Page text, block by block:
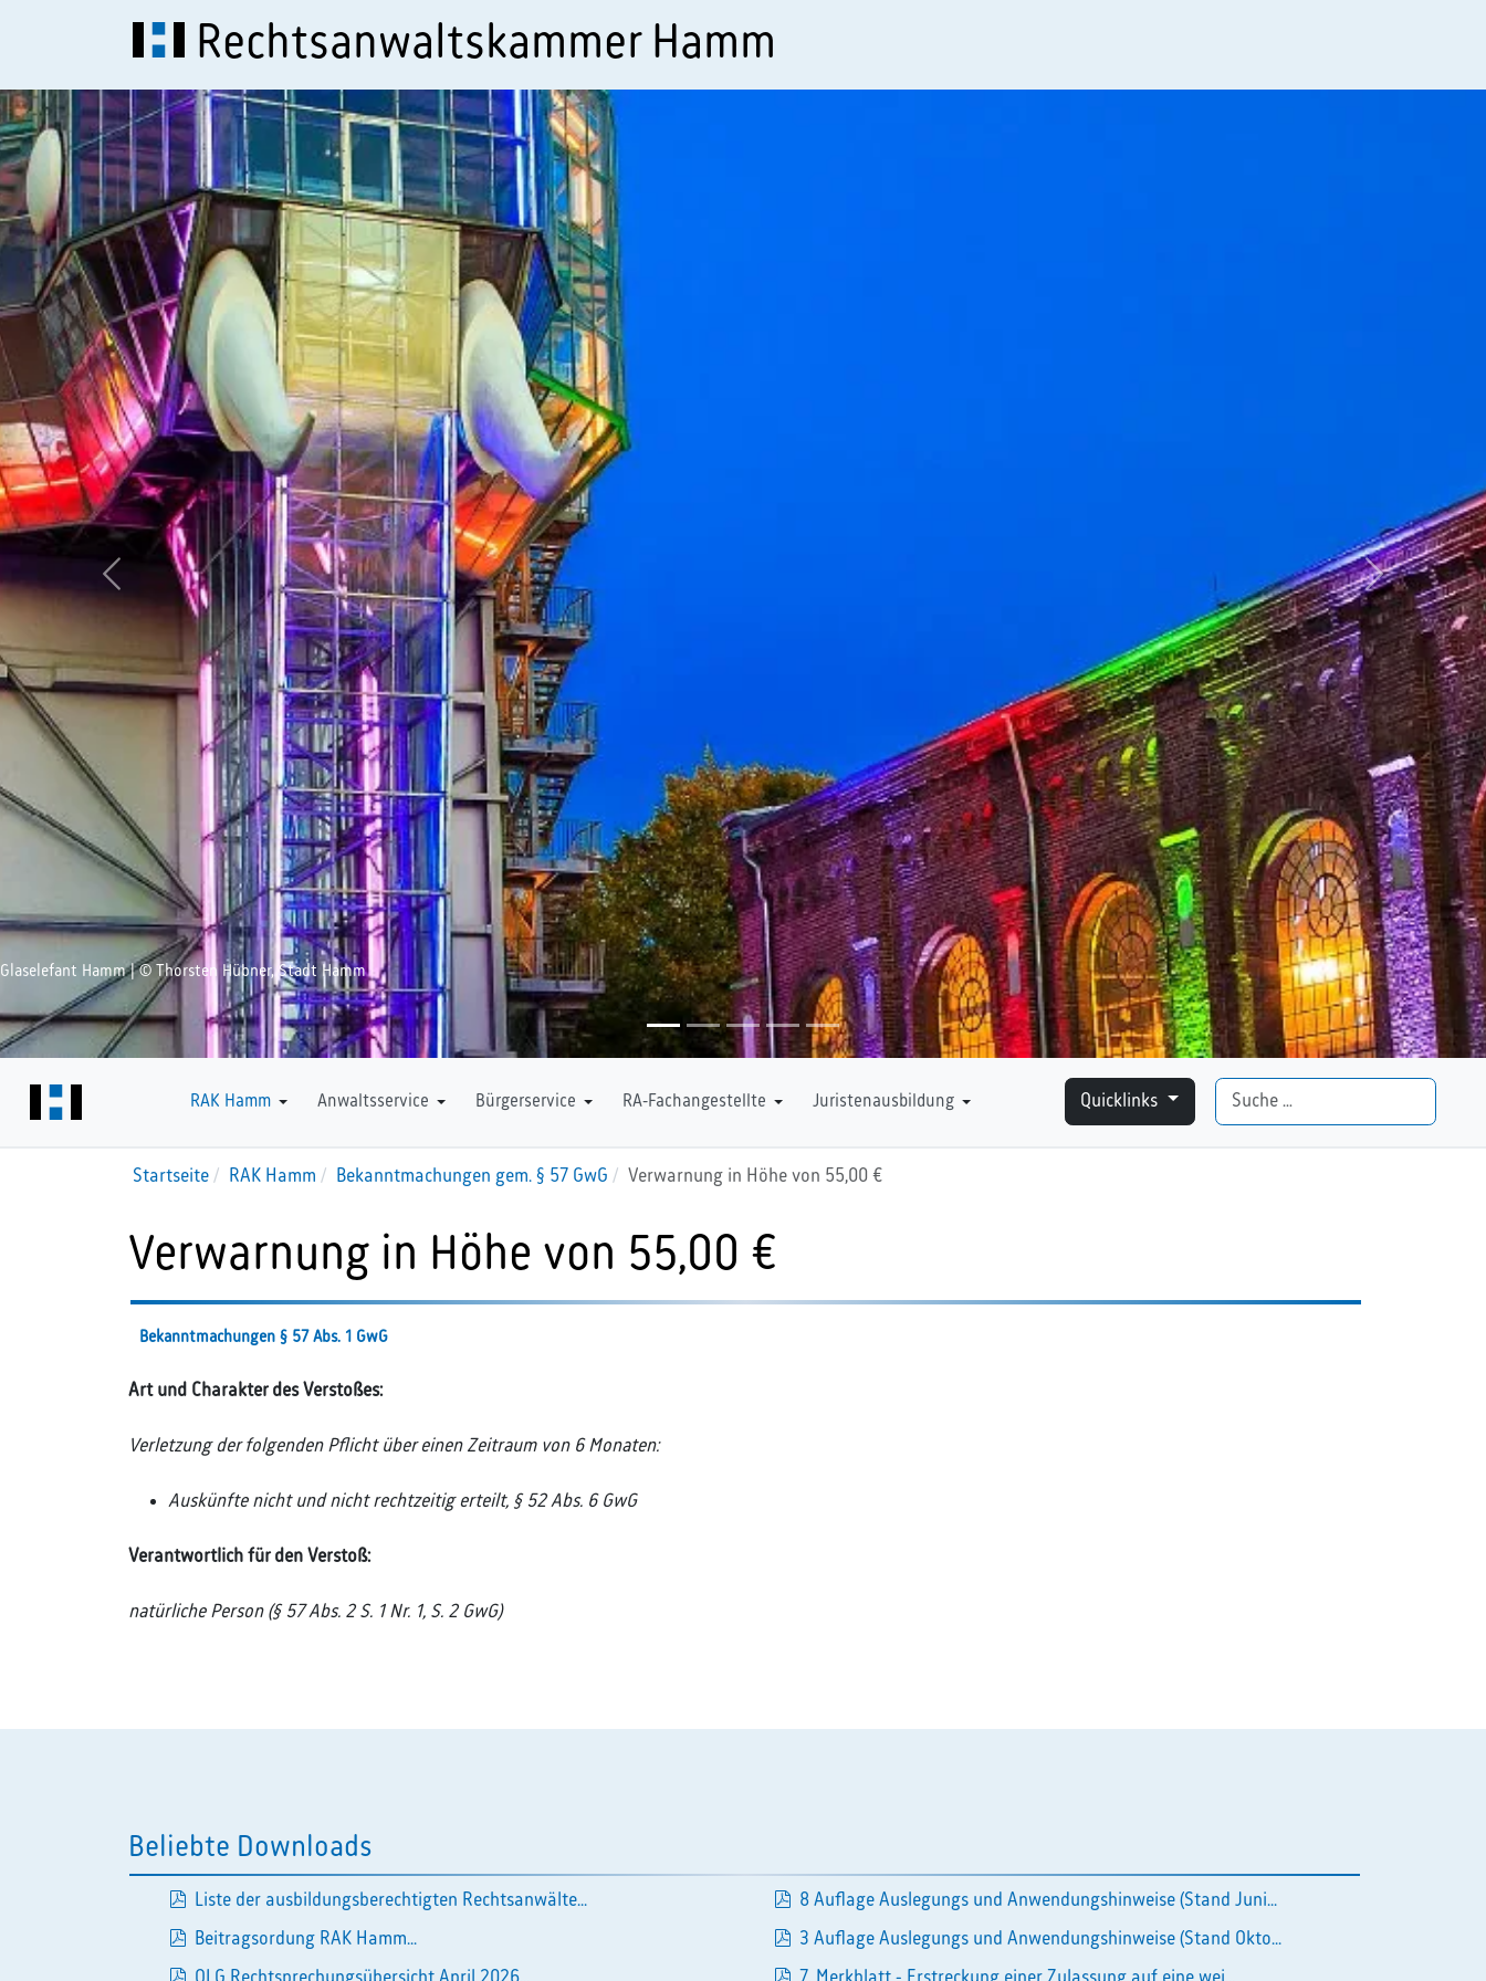
Rechtsanwaltskammer Hamm
Glaselefant Hamm | © Thorsten Hübner, Stadt Hamm
Zurück weiter
RAK Hamm Anwaltsservice Bürgerservice RA-Fachangestellte Juristenausbildung
Downloads Quicklinks Suchen
Startseite RAK Hamm Bekanntmachungen gem. § 57 GwG Verwarnung in Höhe von 55,00 €
Verwarnung in Höhe von 55,00 €
Bekanntmachungen § 57 Abs. 1 GwG
Art und Charakter des Verstoßes:
Verletzung der folgenden Pflicht über einen Zeitraum von 6 Monaten:
Auskünfte nicht und nicht rechtzeitig erteilt, § 52 Abs. 6 GwG
Verantwortlich für den Verstoß:
natürliche Person (§ 57 Abs. 2 S. 1 Nr. 1, S. 2 GwG)
Beliebte Downloads
pdf
Liste der ausbildungsberechtigten Rechtsanwälte...
pdf
Beitragsordung RAK Hamm...
pdf
pdf
8 Auflage Auslegungs und Anwendungshinweise (Stand Juni...
pdf
3 Auflage Auslegungs und Anwendungshinweise (Stand Okto...